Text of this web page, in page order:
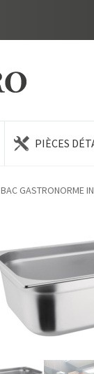
PIÈCES
BAC GASTRONORME